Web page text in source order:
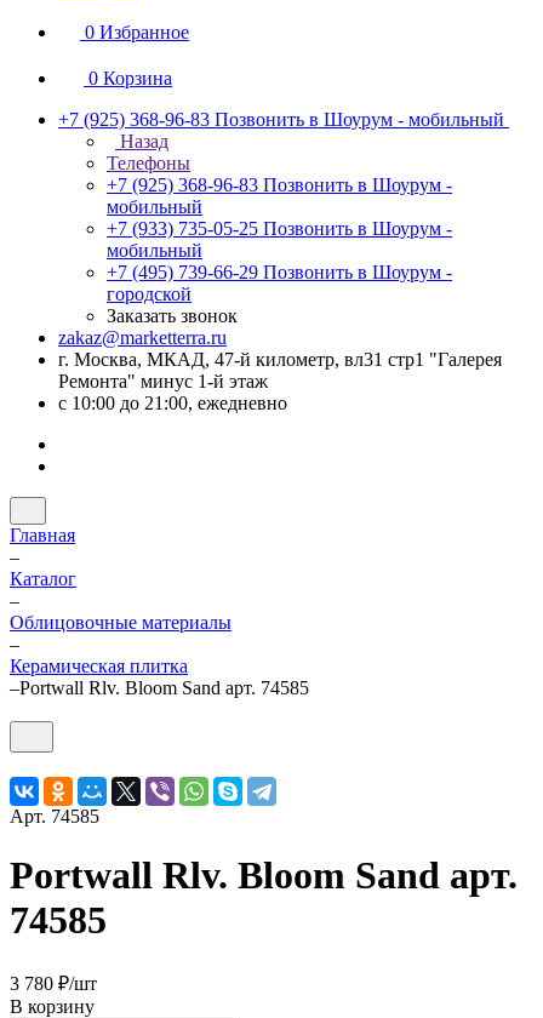
0 Избранное
0 Корзина
+7 (925) 368-96-83 Позвонить в Шоурум - мобильный
Назад
Телефоны
+7 (925) 368-96-83 Позвонить в Шоурум -
мобильный
+7 (933) 735-05-25 Позвонить в Шоурум -
мобильный
+7 (495) 739-66-29 Позвонить в Шоурум -
городской
Заказать звонок
zakaz@marketterra.ru
г. Москва, МКАД, 47-й километр, вл31 стр1 "Галерея
Ремонта" минус 1-й этаж
с 10:00 до 21:00, ежедневно
Главная
–
Каталог
–
Облицовочные материалы
–
Керамическая плитка
–Portwall Rlv. Bloom Sand арт. 74585
Арт. 74585
Portwall Rlv. Bloom Sand арт.
74585
3 780 ₽/шт
В корзину